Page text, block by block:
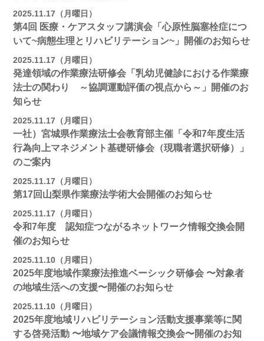
2025.11.17（月曜日）
第4回 医療・ケアスタッフ講演会「心原性脳塞栓症につ
いて~病態生理とリハビリテーション~」開催のお知らせ
2025.11.17（月曜日）
発達領域の作業療法研修会「乳幼児健診における作業療
法士の関わり ～協調運動評価の視点から～」開催のお
知らせ
2025.11.17（月曜日）
一社）宮城県作業療法士会教育部主催「令和7年度生活
行為向上マネジメント基礎研修会（現職者選択研修）」
のご案内
2025.11.17（月曜日）
第17回山梨県作業療法学術大会開催のお知らせ
2025.11.17（月曜日）
令和7年度 認知症つながるネットワーク情報交換会開
催のお知らせ
2025.11.10（月曜日）
2025年度地域作業療法推進ベーシック研修会 〜対象者
の地域⽣活への⽀援〜開催のお知らせ
2025.11.10（月曜日）
2025年度地域リハビリテーション活動⽀援事業等に関
する啓発活動 〜地域ケア会議情報交換会〜開催のお知